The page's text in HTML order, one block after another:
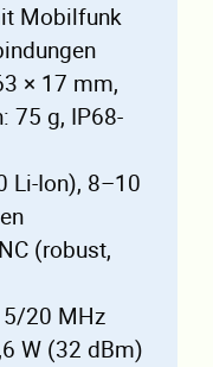
Mobilfunk
× 17 mm,
75 g, IP68-
Li-Ion), 8–10
(robust,
20 MHz
W (32 dBm)